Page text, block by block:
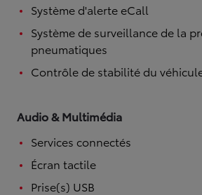
Système d'alerte eCall
Système de surveillance de la
pneumatiques
Contrôle de stabilité du
Audio & Multimédia
Services connectés
Écran tactile
Prise(s) USB